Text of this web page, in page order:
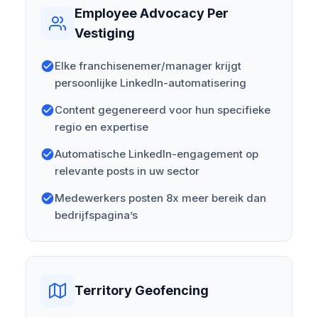
Employee Advocacy Per
Vestiging
Elke franchisenemer/manager krijgt
persoonlijke LinkedIn-automatisering
Content gegenereerd voor hun specifieke
regio en expertise
Automatische LinkedIn-engagement op
relevante posts in uw sector
Medewerkers posten 8x meer bereik dan
bedrijfspagina’s
Territory Geofencing